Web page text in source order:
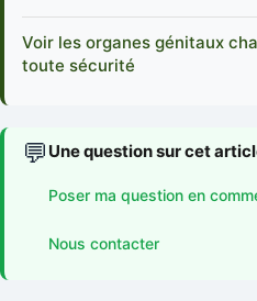
Voir les organes génitaux
toute sécurité
💬 Une question sur cet
Poser ma question en
Nous contacter